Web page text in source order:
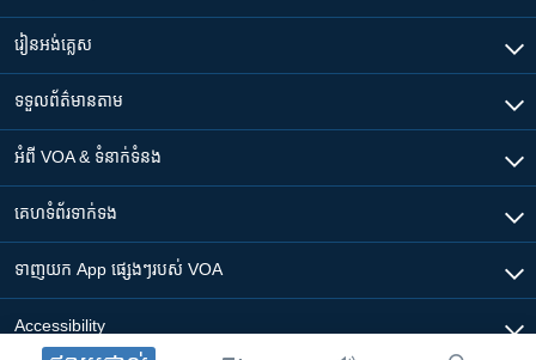
រៀន​​អង់គ្លេស
ទទួល​ព័ត៌មាន​តាម
អំពី​ VOA & ទំនាក់ទំនង
គេហទំព័រ​​ទាក់ទង
ទាញយក​ App ផ្សេងៗ​របស់​ VOA
Accessibility